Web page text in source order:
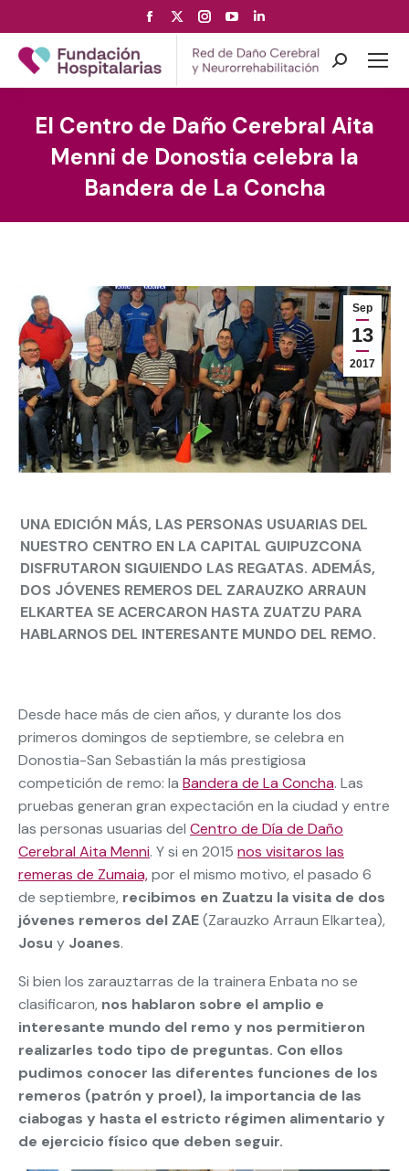
Facebook
page
opens
in
window
page
opens
in
window
Instagram
page
opens
in
window
YouTube
page
opens
in
window
page
opens
in
window
Search:
El Centro de Daño Cerebral Aita
Menni de Donostia celebra la
Bandera de La Concha
Sep
13
2017
UNA EDICIÓN MÁS, LAS PERSONAS USUARIAS DEL
NUESTRO CENTRO EN LA CAPITAL GUIPUZCONA
DISFRUTARON SIGUIENDO LAS REGATAS. ADEMÁS,
DOS JÓVENES REMEROS DEL ZARAUZKO ARRAUN
ELKARTEA SE ACERCARON HASTA ZUATZU PARA
HABLARNOS DEL INTERESANTE MUNDO DEL REMO.
Desde hace más de cien años, y durante los dos
primeros domingos de septiembre, se celebra en
Donostia-San Sebastián la más prestigiosa
competición de remo: la Bandera de La Concha. Las
pruebas generan gran expectación en la ciudad y entre
las personas usuarias del Centro de Día de Daño
Cerebral Aita Menni. Y si en 2015 nos visitaros las
remeras de Zumaia,por el mismo motivo, el pasado 6
de septiembre, recibimos en Zuatzu la visita de dos
jóvenes remeros del ZAE(Zarauzko Arraun Elkartea),
Josu y Joanes.
Si bien los zarauztarras de la trainera Enbata no se
clasificaron, nos hablaron sobre el amplio e
interesante mundo del remo y nos permitieron
realizarles todo tipo de preguntas. Con ellos
pudimos conocer las diferentes funciones de los
remeros (patrón y proel), la importancia de las
ciabogas y hasta el estricto régimen alimentario y
de ejercicio físico que deben seguir.